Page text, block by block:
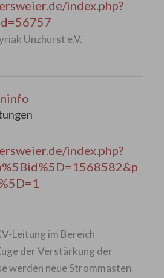
index.php?
Unzhurst e.V.
index.php?
Leitung im Bereich
der Verstärkung der
werden neue Strommasten